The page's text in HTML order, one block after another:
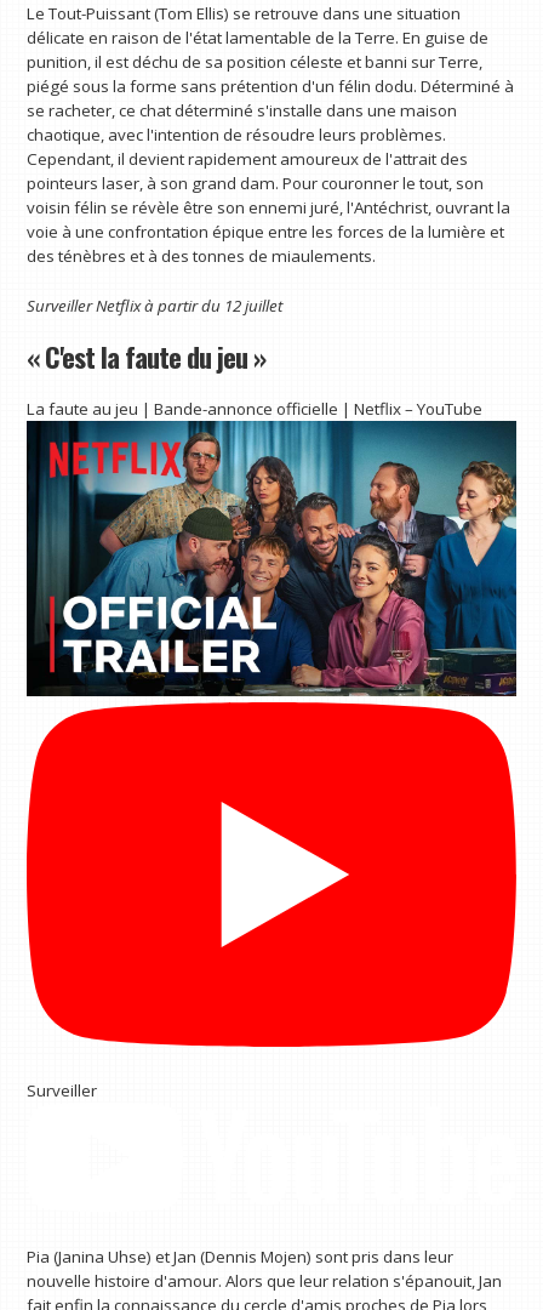
Le Tout-Puissant (Tom Ellis) se retrouve dans une situation
délicate en raison de l'état lamentable de la Terre. En guise de
punition, il est déchu de sa position céleste et banni sur Terre,
piégé sous la forme sans prétention d'un félin dodu. Déterminé à
se racheter, ce chat déterminé s'installe dans une maison
chaotique, avec l'intention de résoudre leurs problèmes.
Cependant, il devient rapidement amoureux de l'attrait des
pointeurs laser, à son grand dam. Pour couronner le tout, son
voisin félin se révèle être son ennemi juré, l'Antéchrist, ouvrant la
voie à une confrontation épique entre les forces de la lumière et
des ténèbres et à des tonnes de miaulements.
SurveillerNetflixà partir du 12 juillet
« C'est la faute du jeu »
La faute au jeu | Bande-annonce officielle | Netflix – YouTube
Surveiller
Pia (Janina Uhse) et Jan (Dennis Mojen) sont pris dans leur
nouvelle histoire d'amour. Alors que leur relation s'épanouit, Jan
fait enfin la connaissance du cercle d'amis proches de Pia lors